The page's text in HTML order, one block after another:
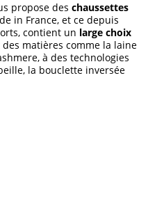
propose des chaussettes
in France, et ce depuis
contient un large choix
matières comme la laine
à des technologies
la bouclette inversée